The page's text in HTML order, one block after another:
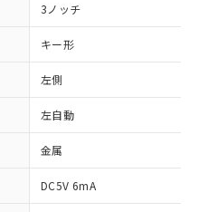
3ノッチ
キー形
左側
左自動
金属
DC5V 6mA